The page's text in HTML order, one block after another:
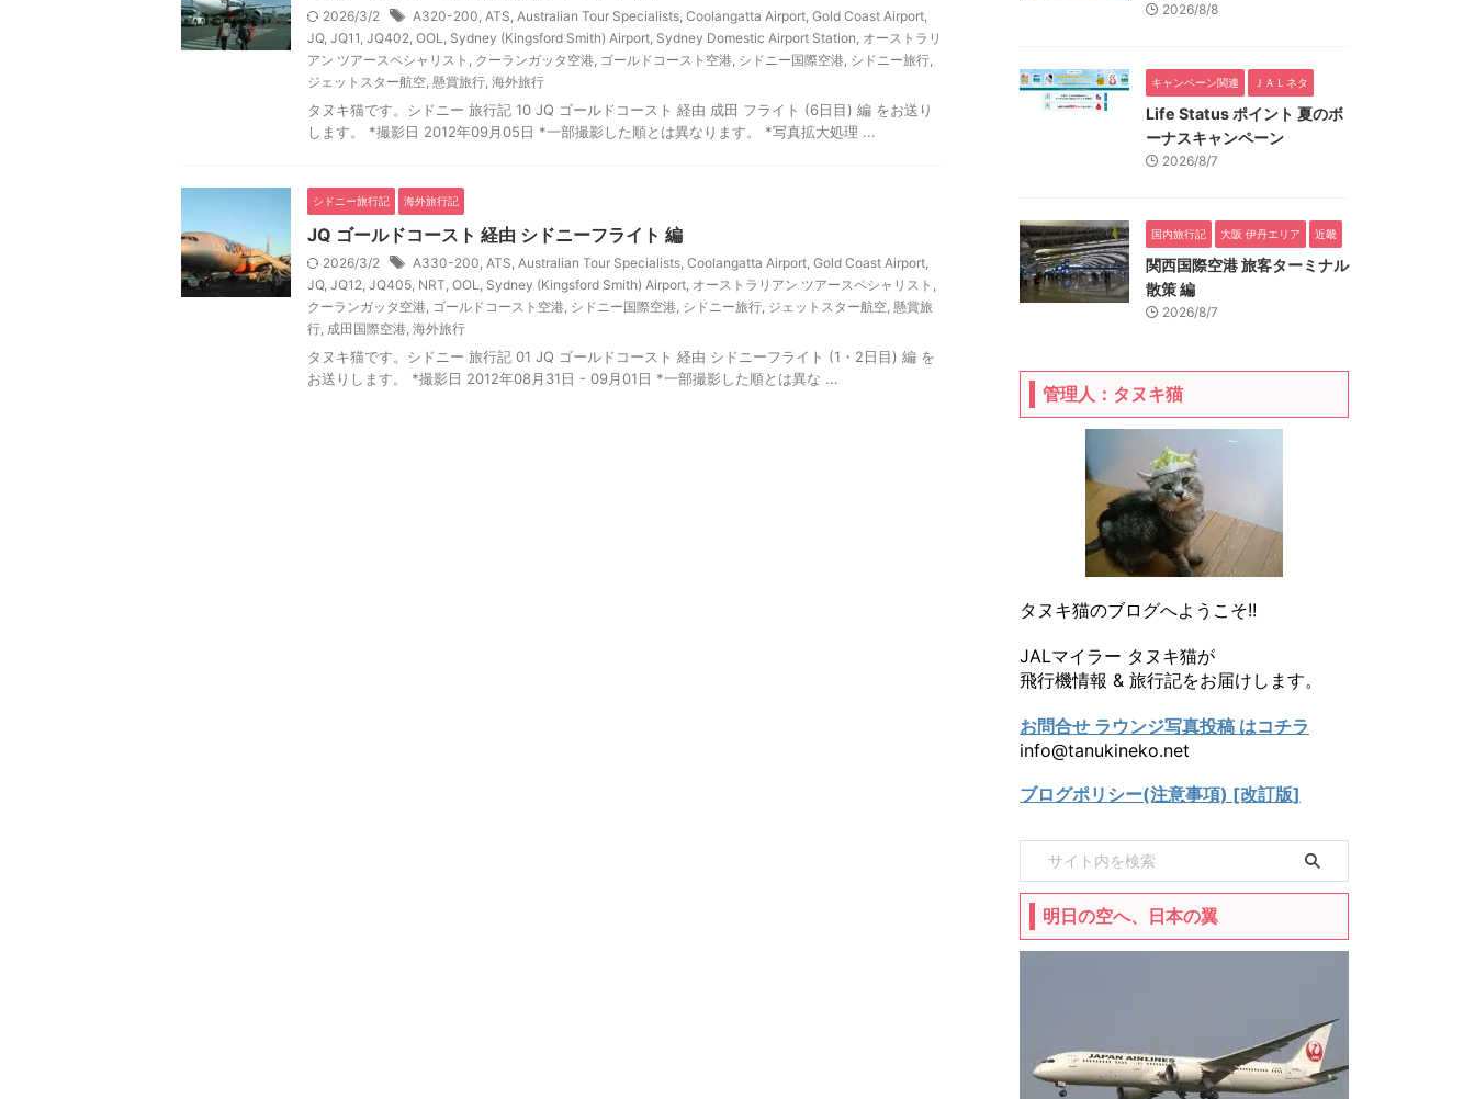
2026/3/2 A320-200, ATS, Australian Tour Specialists, Coolangatta Airport, Gold Coast Airport,
JQ, JQ11, JQ402, OOL, Sydney (Kingsford Smith) Airport, Sydney Domestic Airport Station, オーストラリ
アン ツアースペシャリスト , クーランガッタ空港, ゴールドコースト空港, シドニー国際空港, シドニー旅行,
ジェットスター航空, 懸賞旅行, 海外旅行
タヌキ猫です。シドニー 旅行記 10 JQ ゴールドコースト 経由 成田 フライト (6日目) 編 をお送り
します。 *撮影日 2012年09月05日 *一部撮影した順とは異なります。 *写真拡大処理 ...
シドニー旅行記 海外旅行記
JQ ゴールドコースト 経由 シドニーフライト 編
2026/3/2 A330-200, ATS, Australian Tour Specialists, Coolangatta Airport, Gold Coast Airport,
JQ, JQ12, JQ405, NRT, OOL, Sydney (Kingsford Smith) Airport, オーストラリアン ツアースペシャリスト ,
クーランガッタ空港, ゴールドコースト空港, シドニー国際空港, シドニー旅行, ジェットスター航空, 懸賞旅
行, 成田国際空港, 海外旅行
タヌキ猫です。シドニー 旅行記 01 JQ ゴールドコースト 経由 シドニーフライト (1・2日目) 編 を
お送りします。 *撮影日 2012年08月31日 - 09月01日 *一部撮影した順とは異な ...
2026/8/8
キャンペーン関連 ＪＡＬネタ
Life Status ポイント 夏のボ
ーナスキャンペーン
2026/8/7
国内旅行記 大阪 伊丹エリア 近畿
関西国際空港 旅客ターミナル
散策 編
2026/8/7
管理人：タヌキ猫
タヌキ猫のブログへようこそ!!
JALマイラー タヌキ猫が
飛行機情報 & 旅行記をお届けします。
お問合せ ラウンジ写真投稿 はコチラ
info@tanukineko.net
ブログポリシー(注意事項) [改訂版]
明日の空へ、日本の翼